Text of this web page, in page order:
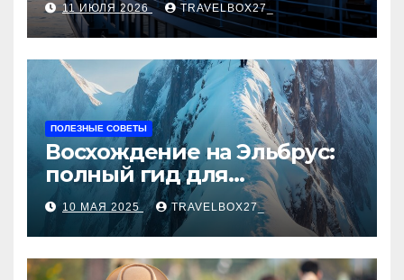
11 ИЮЛЯ 2026 TRAVELBOX27_
ПОЛЕЗНЫЕ СОВЕТЫ
Восхождение на Эльбрус:
полный гид для
покорителя высочайшей
вершины Европы
10 МАЯ 2025 TRAVELBOX27_